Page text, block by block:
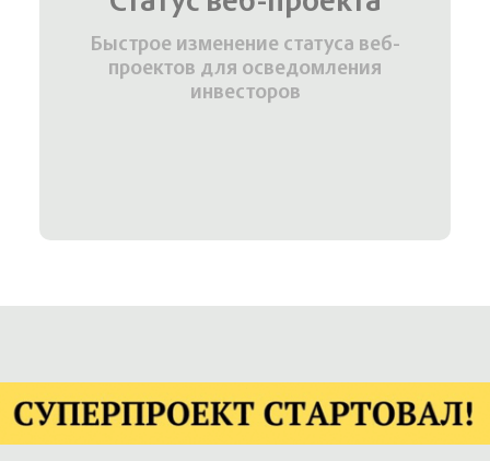
Быстрое изменение статуса веб-
проектов для осведомления
инвесторов